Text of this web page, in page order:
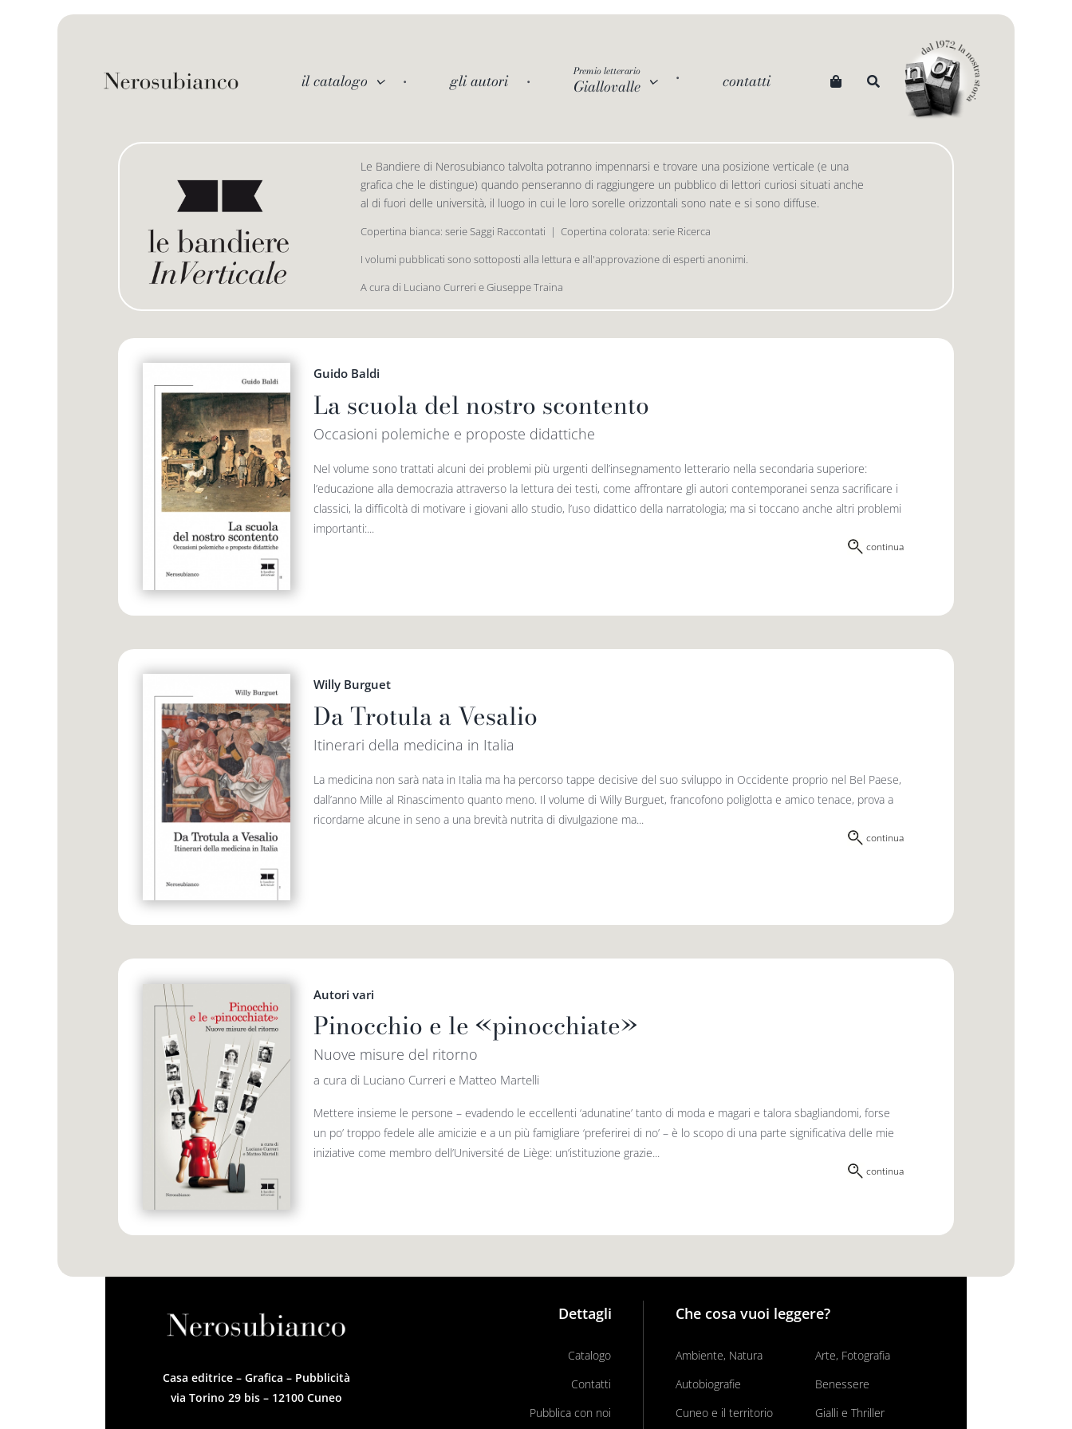
il catalogo gli autori Premio letterario
Giallovalle contatti
Le Bandiere di Nerosubianco talvolta potranno impennarsi e trovare una posizione verticale (e una
grafica che le distingue) quando penseranno di raggiungere un pubblico di lettori curiosi situati anche
al di fuori delle università, il luogo in cui le loro sorelle orizzontali sono nate e si sono diffuse.
Copertina bianca: serie Saggi Raccontati  |  Copertina colorata: serie Ricerca
I volumi pubblicati sono sottoposti alla lettura e all'approvazione di esperti anonimi.
A cura di Luciano Curreri e Giuseppe Traina
Guido Baldi
La scuola del nostro scontento
Occasioni polemiche e proposte didattiche
Nel volume sono trattati alcuni dei problemi più urgenti dell’insegnamento letterario nella secondaria superiore:
l’educazione alla democrazia attraverso la lettura dei testi, come affrontare gli autori contemporanei senza sacrificare i
classici, la difficoltà di motivare i giovani allo studio, l’uso didattico della narratologia; ma si toccano anche altri problemi
importanti:...
continua
Willy Burguet
Da Trotula a Vesalio
Itinerari della medicina in Italia
La medicina non sarà nata in Italia ma ha percorso tappe decisive del suo sviluppo in Occidente proprio nel Bel Paese,
dall’anno Mille al Rinascimento quanto meno. Il volume di Willy Burguet, francofono poliglotta e amico tenace, prova a
ricordarne alcune in seno a una brevità nutrita di divulgazione ma...
continua
Autori vari
Pinocchio e le «pinocchiate»
Nuove misure del ritorno
a cura di Luciano Curreri e Matteo Martelli
Mettere insieme le persone – evadendo le eccellenti ‘adunatine’ tanto di moda e magari e talora sbagliandomi, forse
un po’ troppo fedele alle amicizie e a un più famigliare ‘preferirei di no’ – è lo scopo di una parte significativa delle mie
iniziative come membro dell’Université de Liège: un’istituzione grazie...
continua
Casa editrice – Grafica – Pubblicità
via Torino 29 bis – 12100 Cuneo
Dettagli
Catalogo
Contatti
Pubblica con noi
Che cosa vuoi leggere?
Ambiente, Natura
Arte, Fotografia
Autobiografie
Benessere
Cuneo e il territorio
Gialli e Thriller